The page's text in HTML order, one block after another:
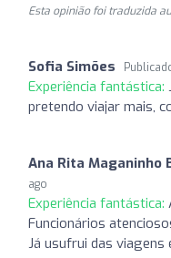
Esta opinião foi traduzida
Sofia Simões
Experiência fantástica:
pretendo viajar mais,
Ana Rita Maganinho
ago
Experiência fantástica:
Funcionários
Já usufrui das viagens